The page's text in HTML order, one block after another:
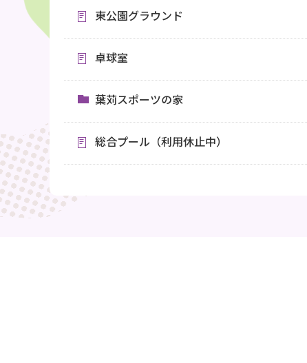
東公園グラウンド
卓球室
葉苅スポーツの家
総合プール（利用休止中）